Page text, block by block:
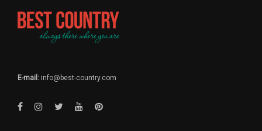
E-mail: info@best-country.com